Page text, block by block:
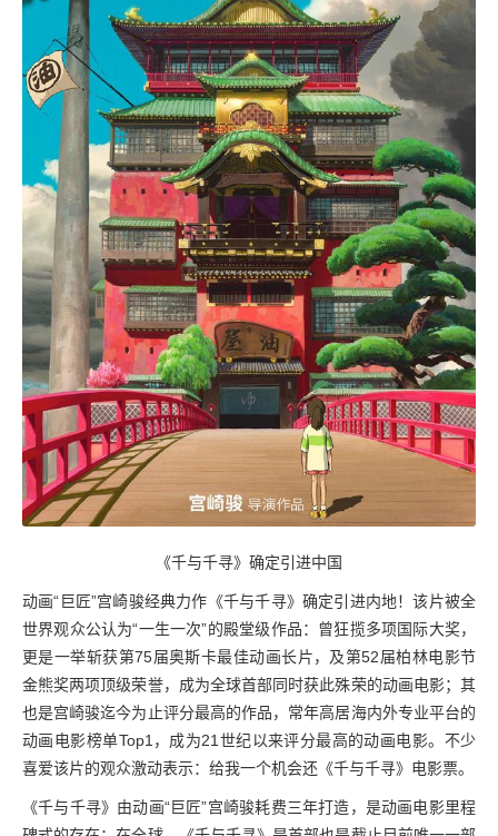
《千与千寻》确定引进中国
动画“巨匠”宫崎骏经典力作《千与千寻》确定引进内地！该片被全
世界观众公认为“一生一次”的殿堂级作品：曾狂揽多项国际大奖，
更是一举斩获第75届奥斯卡最佳动画长片，及第52届柏林电影节
金熊奖两项顶级荣誉，成为全球首部同时获此殊荣的动画电影；其
也是宫崎骏迄今为止评分最高的作品，常年高居海内外专业平台的
动画电影榜单Top1，成为21世纪以来评分最高的动画电影。不少
喜爱该片的观众激动表示：给我一个机会还《千与千寻》电影票。
《千与千寻》由动画“巨匠”宫崎骏耗费三年打造，是动画电影里程